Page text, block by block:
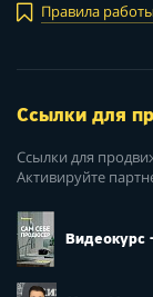
Правила работы
Ссылки для
Ссылки для
Активируйте
Видеокурс